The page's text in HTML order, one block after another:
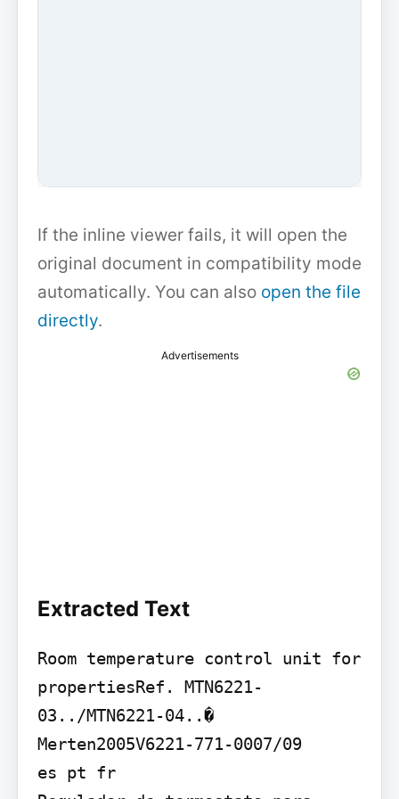
If the inline viewer fails, it will open the
original document in compatibility mode
automatically. You can also open the file
directly.
Advertisements
Extracted Text
Room temperature control unit for
propertiesRef. MTN6221-
03../MTN6221-04..�
Merten2005V6221-771-0007/09
es pt fr